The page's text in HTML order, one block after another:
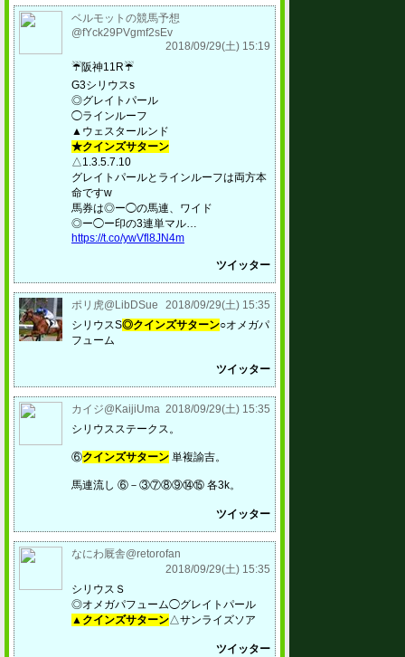
ベルモットの競馬予想
@fYck29PVgmf2sEv
2018/09/29(土) 15:19
☔️阪神11R☔️
G3シリウスs
◎グレイトパール
◯ラインルーフ
▲ウェスタールンド
★クインズサターン
△1.3.5.7.10
グレイトパールとラインルーフは両方本
命ですw
馬券は◎ー◯の馬連、ワイド
◎ー◯ー印の3連単マル…
https://t.co/ywVfl8JN4m
ツイッター
ポリ虎@LibDSue
2018/09/29(土) 15:35
シリウスS◎クインズサターン○オメガパ
フューム
ツイッター
カイジ@KaijiUma 2018/09/29(土) 15:35
シリウスステークス。
⑥クインズサターン 単複諭吉。
馬連流し ⑥－③⑦⑧⑨⑭⑮ 各3k。
ツイッター
なにわ厩舎@retorofan
2018/09/29(土) 15:35
シリウスＳ
◎オメガパフューム◯グレイトパール
▲クインズサターン△サンライズソア
ツイッター